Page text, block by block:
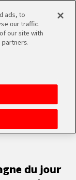
MEN
du jour
ads, to
our traffic.
our site with
partners.